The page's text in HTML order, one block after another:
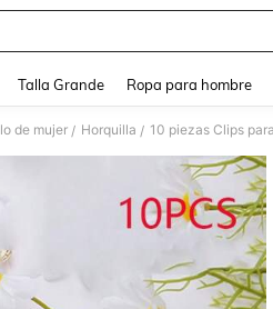
Talla Grande Ropa para hombre
de mujer / Horquilla /